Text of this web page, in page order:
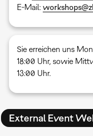
E-Mail:
Sie erreichen uns
18:00 Uhr, sowie
13:00 Uhr.
External Event